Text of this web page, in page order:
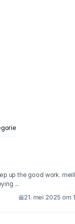
the good work. meilleur
...
21. mei 2025 om